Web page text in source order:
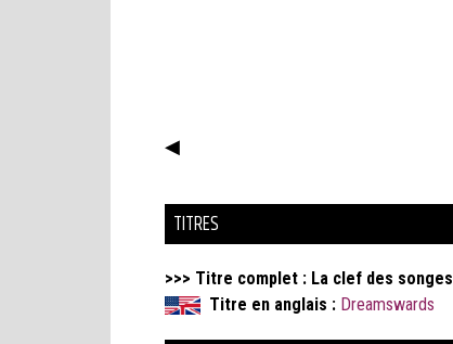
◀
TITRES
>>> Titre complet : La clef des songes
Titre en anglais : Dreamswards